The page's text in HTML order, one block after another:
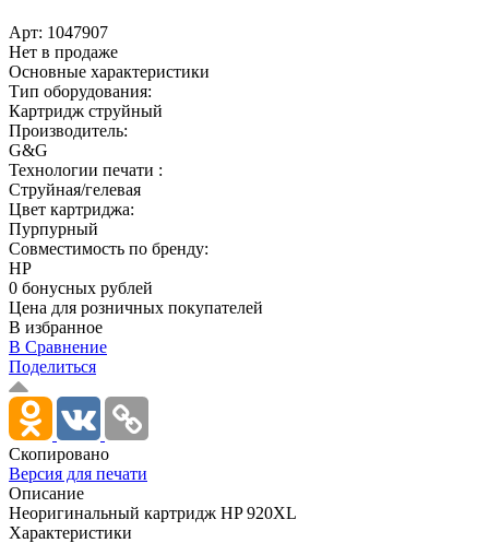
Арт: 1047907
Нет в продаже
Основные характеристики
Тип оборудования:
Картридж струйный
Производитель:
G&G
Технологии печати :
Струйная/гелевая
Цвет картриджа:
Пурпурный
Совместимость по бренду:
HP
0 бонусных рублей
Цена для розничных покупателей
В избранное
В Сравнение
Поделиться
Скопировано
Версия для печати
Описание
Неоригинальный картридж HP 920XL
Характеристики